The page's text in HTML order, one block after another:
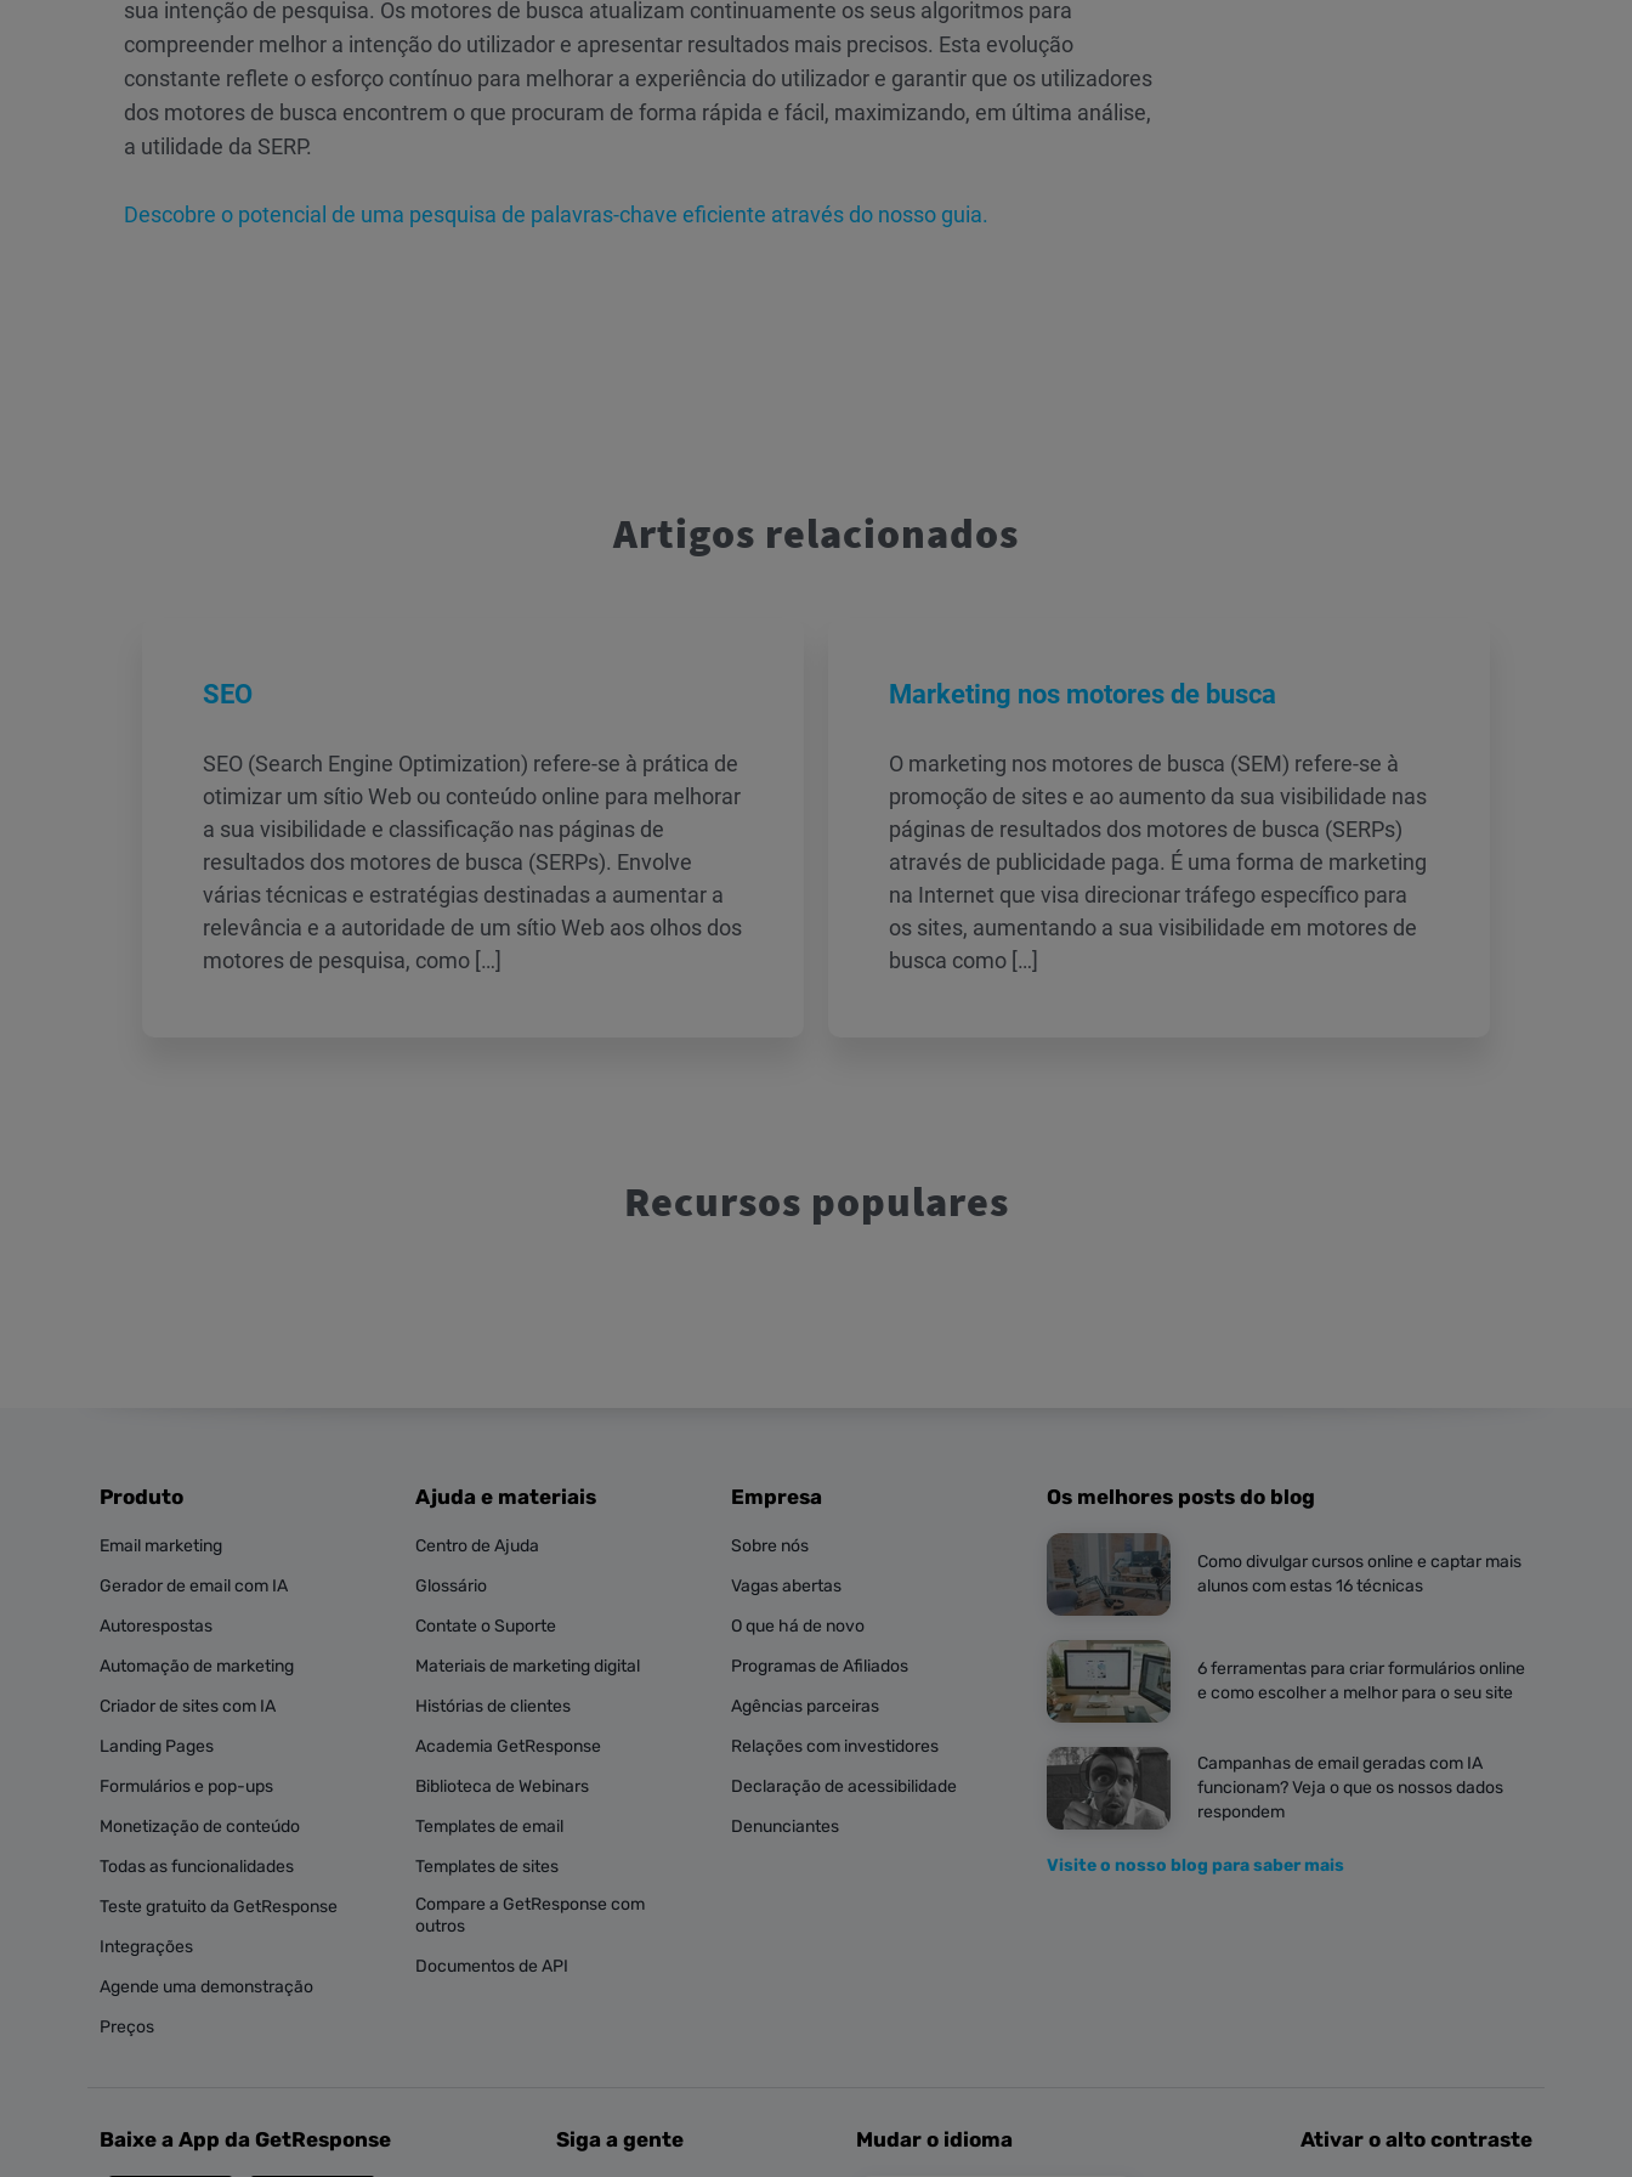
sua intenção de pesquisa. Os motores de busca atualizam continuamente os seus algoritmos para
compreender melhor a intenção do utilizador e apresentar resultados mais precisos. Esta evolução
constante reflete o esforço contínuo para melhorar a experiência do utilizador e garantir que os utilizadores
dos motores de busca encontrem o que procuram de forma rápida e fácil, maximizando, em última análise,
a utilidade da SERP.
Descobre o potencial de uma pesquisa de palavras-chave eficiente através do nosso guia.
Artigos relacionados
SEO
SEO (Search Engine Optimization) refere-se à prática de
otimizar um sítio Web ou conteúdo online para melhorar
a sua visibilidade e classificação nas páginas de
resultados dos motores de busca (SERPs). Envolve
várias técnicas e estratégias destinadas a aumentar a
relevância e a autoridade de um sítio Web aos olhos dos
motores de pesquisa, como […]
Marketing nos motores de busca
O marketing nos motores de busca (SEM) refere-se à
promoção de sites e ao aumento da sua visibilidade nas
páginas de resultados dos motores de busca (SERPs)
através de publicidade paga. É uma forma de marketing
na Internet que visa direcionar tráfego específico para
os sites, aumentando a sua visibilidade em motores de
busca como […]
Recursos populares
Produto
Email marketing
Gerador de email com IA
Autorespostas
Automação de marketing
Criador de sites com IA
Landing Pages
Formulários e pop-ups
Monetização de conteúdo
Todas as funcionalidades
Teste gratuito da GetResponse
Integrações
Agende uma demonstração
Preços
Ajuda e materiais
Centro de Ajuda
Glossário
Contate o Suporte
Materiais de marketing digital
Histórias de clientes
Academia GetResponse
Biblioteca de Webinars
Templates de email
Templates de sites
Compare a GetResponse com
outros
Documentos de API
Empresa
Sobre nós
Vagas abertas
O que há de novo
Programas de Afiliados
Agências parceiras
Relações com investidores
Declaração de acessibilidade
Denunciantes
Os melhores posts do blog
Como divulgar cursos online e captar mais
alunos com estas 16 técnicas
6 ferramentas para criar formulários online
e como escolher a melhor para o seu site
Campanhas de email geradas com IA
funcionam? Veja o que os nossos dados
respondem
Visite o nosso blog para saber mais
Baixe a App da GetResponse Siga a gente Mudar o idioma Ativar o alto contraste